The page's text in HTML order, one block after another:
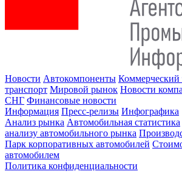
Новости Автокомпоненты Коммерческий
транспорт Мировой рынок Новости
СНГ Финансовые новости
Информация Пресс-релизы Инфографика
Анализ рынка Автомобильная статистика
анализу автомобильного рынка
Парк корпоративных автомобилей
автомобилем
Политика конфиденциальности